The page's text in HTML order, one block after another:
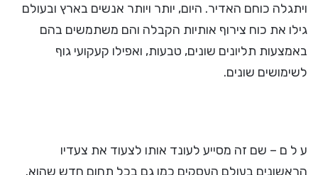
ויתגלה כוחם האדיר. היום, יותר ויותר אנשים בארץ ובעולם
גילו את כוח צירוף אותיות הקבלה והם משתמשים בהם
באמצעות תליונים שונים, טבעות, ואפילו קעקועי גוף
לשימושים שונים.
ע ל ם – שם זה מסייע לעונד אותו לצעוד את צעדיו
הראשונים בעולם העסקים כמו גם בכל תחום חדש שהוא.